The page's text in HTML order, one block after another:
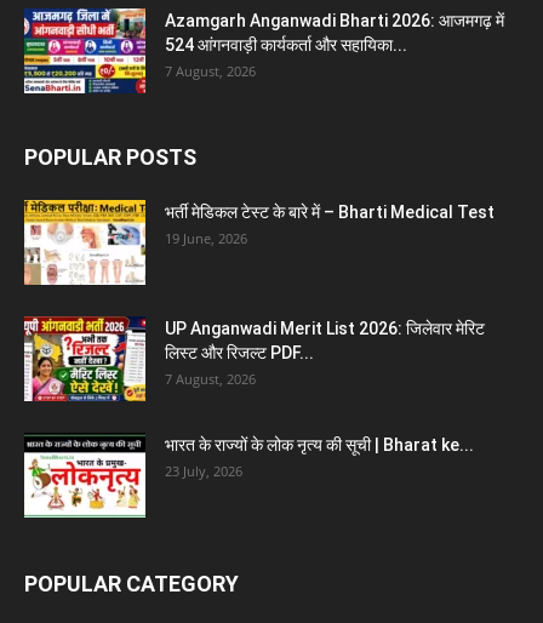
Azamgarh Anganwadi Bharti 2026: आजमगढ़ में
524 आंगनवाड़ी कार्यकर्ता और सहायिका...
7 August, 2026
POPULAR POSTS
भर्ती मेडिकल टेस्ट के बारे में – Bharti Medical Test
19 June, 2026
UP Anganwadi Merit List 2026: जिलेवार मेरिट
लिस्ट और रिजल्ट PDF...
7 August, 2026
भारत के राज्यों के लोक नृत्य की सूची | Bharat ke...
23 July, 2026
POPULAR CATEGORY